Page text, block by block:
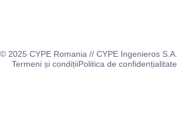
© 2025 CYPE Romania // CYPE Ingenieros S.A.
Termeni și condițiiPolitica de confidențialitate